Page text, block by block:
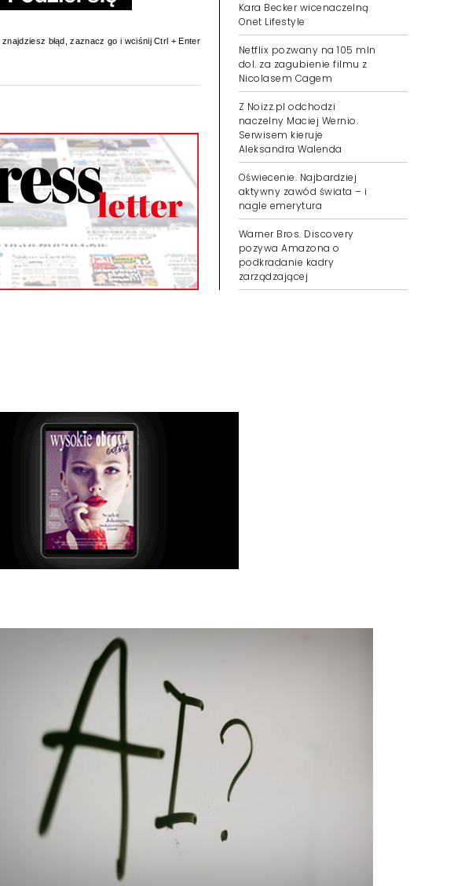
znajdziesz błąd, zaznacz go i wciśnij Ctrl + Enter
Kara Becker wicenaczelną
Onet Lifestyle
Netflix pozwany na 105 mln
dol. za zagubienie filmu z
Nicolasem Cagem
Z Noizz.pl odchodzi
naczelny Maciej Wernio.
Serwisem kieruje
Aleksandra Walenda
Oświecenie. Najbardziej
aktywny zawód świata – i
nagle emerytura
Warner Bros. Discovery
pozywa Amazona o
podkradanie kadry
zarządzającej